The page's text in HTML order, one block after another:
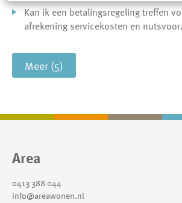
Kan ik een betalingsregeling treffen voor de
afrekening servicekosten en
Meer (5)
Contactinformatie
Area
0413 388 044
info@areawonen.nl